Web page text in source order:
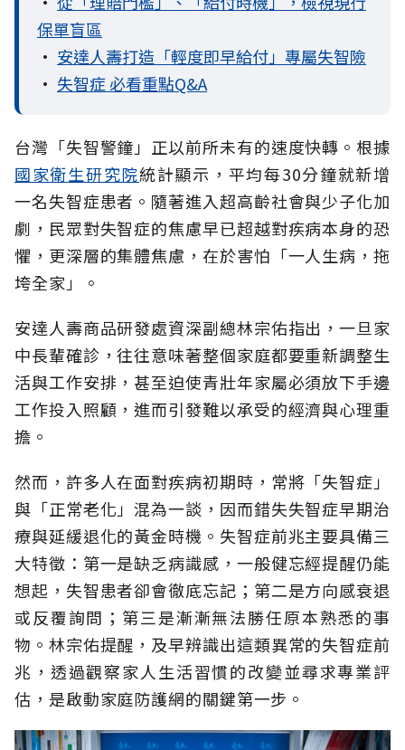
保單盲區
• 安達人壽打造「輕度即早給付」專屬失智險
• 失智症 必看重點Q&A
台灣「失智警鐘」正以前所未有的速度快轉。根據
國家衛生研究院統計顯示，平均每30分鐘就新增
一名失智症患者。隨著進入超高齡社會與少子化加
劇，民眾對失智症的焦慮早已超越對疾病本身的恐
懼，更深層的集體焦慮，在於害怕「一人生病，拖
垮全家」。
安達人壽商品研發處資深副總林宗佑指出，一旦家
中長輩確診，往往意味著整個家庭都要重新調整生
活與工作安排，甚至迫使青壯年家屬必須放下手邊
工作投入照顧，進而引發難以承受的經濟與心理重
擔。
然而，許多人在面對疾病初期時，常將「失智症」
與「正常老化」混為一談，因而錯失失智症早期治
療與延緩退化的黃金時機。失智症前兆主要具備三
大特徵：第一是缺乏病識感，一般健忘經提醒仍能
想起，失智患者卻會徹底忘記；第二是方向感衰退
或反覆詢問；第三是漸漸無法勝任原本熟悉的事
物。林宗佑提醒，及早辨識出這類異常的失智症前
兆，透過觀察家人生活習慣的改變並尋求專業評
估，是啟動家庭防護網的關鍵第一步。